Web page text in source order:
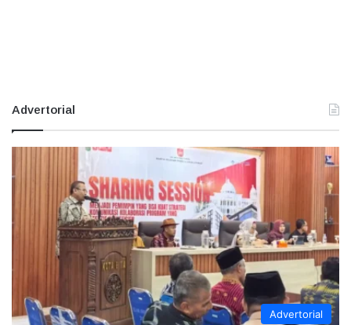
Advertorial
Advertorial